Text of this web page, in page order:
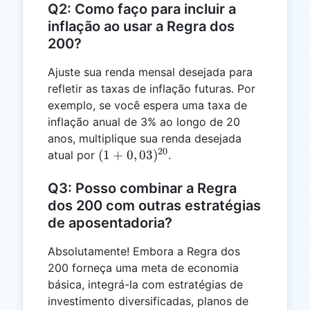
Q2: Como faço para incluir a
inflação ao usar a Regra dos
200?
Ajuste sua renda mensal desejada para
refletir as taxas de inflação futuras. Por
exemplo, se você espera uma taxa de
inflação anual de 3% ao longo de 20
anos, multiplique sua renda desejada
atual por (1 +
(1 + 0,03)20.
Q3: Posso combinar a Regra
dos 200 com outras estratégias
de aposentadoria?
Absolutamente! Embora a Regra dos
200 forneça uma meta de economia
básica, integrá-la com estratégias de
investimento diversificadas, planos de